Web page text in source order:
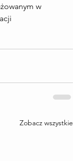
w
Zobacz wszystkie